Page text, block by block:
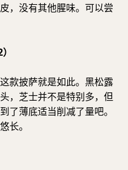
，没有其他腥味。可以尝
款披萨就是如此。黑松露
，芝士并不是特别多，但
了薄底适当削减了量吧。
长。